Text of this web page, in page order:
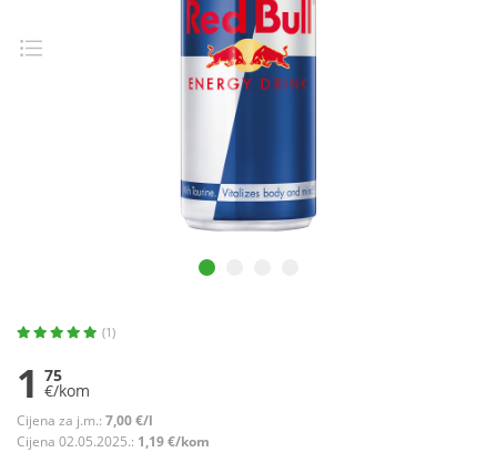
(1)
1 75
€/kom
Cijena za j.m.: 7,00 €/l
Cijena 02.05.2025.: 1,19 €/kom